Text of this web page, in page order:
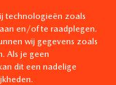
technologieën zoals
en/of te raadplegen.
wij gegevens zoals
Als je geen
dit een nadelige